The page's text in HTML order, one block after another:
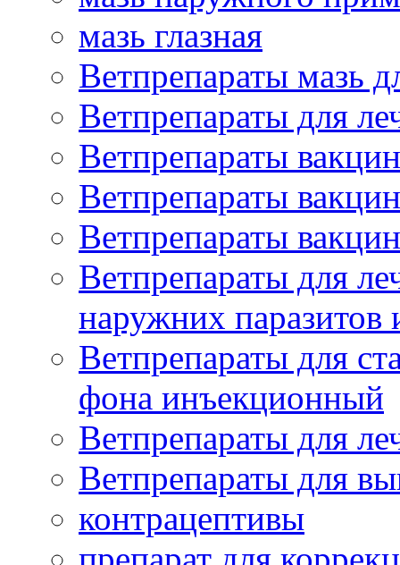
мазь глазная
Ветпрепараты мазь
Ветпрепараты для
Ветпрепараты
Ветпрепараты
Ветпрепараты
Ветпрепараты для
наружних
Ветпрепараты для
фона инъекционный
Ветпрепараты для
Ветпрепараты для
контрацептивы